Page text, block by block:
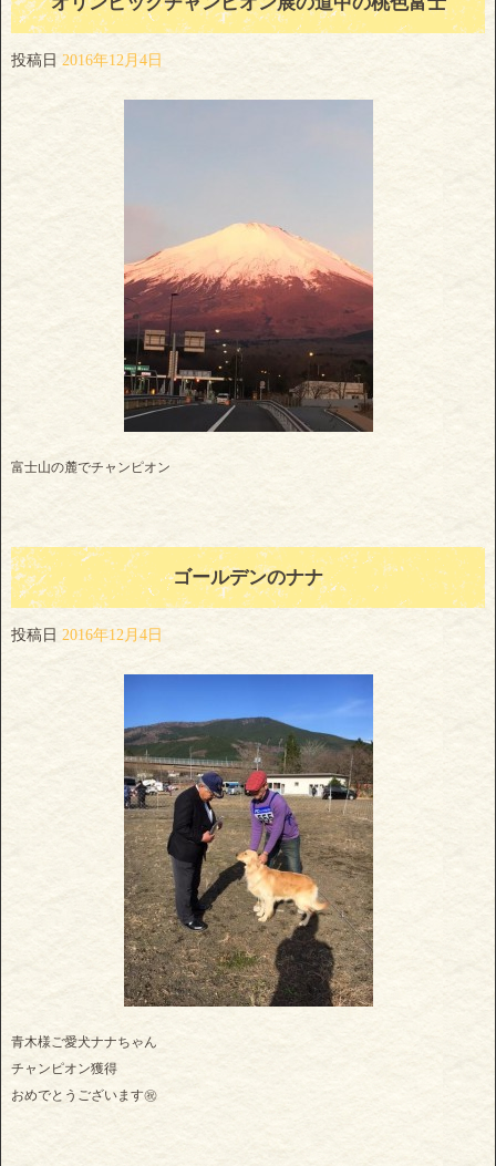
投稿日 2016年12月4日
富士山の麓でチャンピオン
ゴールデンのナナ
投稿日 2016年12月4日
青木様ご愛犬ナナちゃん
チャンピオン獲得
おめでとうございます㊗️